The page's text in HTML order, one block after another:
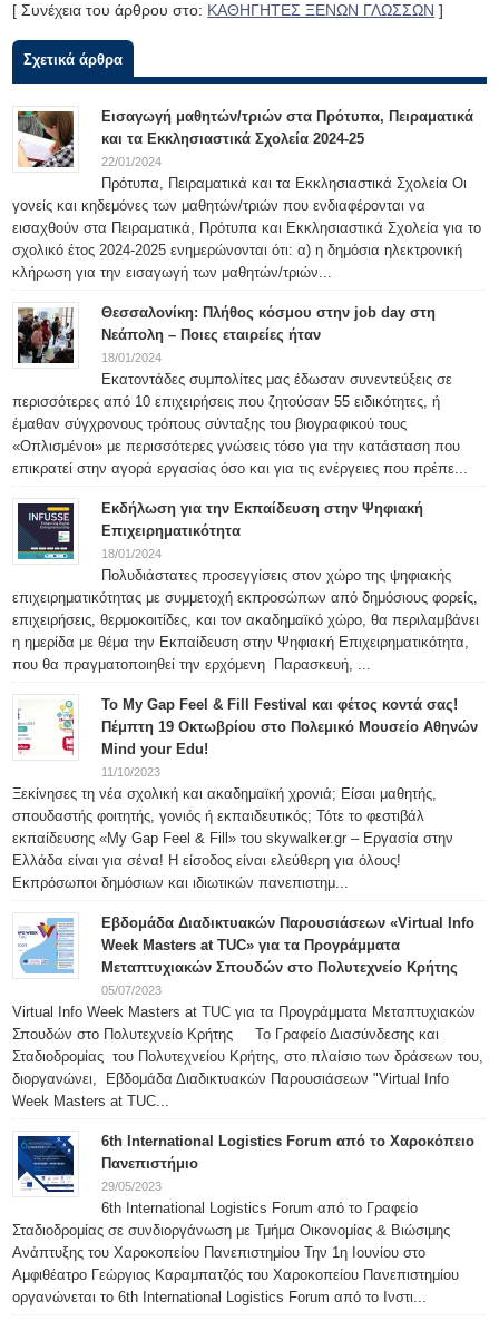
[ Συνέχεια του άρθρου στο: ΚΑΘΗΓΗΤΕΣ ΞΕΝΩΝ ΓΛΩΣΣΩΝ ]
Σχετικά άρθρα
Εισαγωγή μαθητών/τριών στα Πρότυπα, Πειραματικά
και τα Εκκλησιαστικά Σχολεία 2024-25
22/01/2024
Πρότυπα, Πειραματικά και τα Εκκλησιαστικά Σχολεία Οι
γονείς και κηδεμόνες των μαθητών/τριών που ενδιαφέρονται να
εισαχθούν στα Πειραματικά, Πρότυπα και Εκκλησιαστικά Σχολεία για το
σχολικό έτος 2024-2025 ενημερώνονται ότι: α) η δημόσια ηλεκτρονική
κλήρωση για την εισαγωγή των μαθητών/τριών...
Θεσσαλονίκη: Πλήθος κόσμου στην job day στη
Νεάπολη – Ποιες εταιρείες ήταν
18/01/2024
Εκατοντάδες συμπολίτες μας έδωσαν συνεντεύξεις σε
περισσότερες από 10 επιχειρήσεις που ζητούσαν 55 ειδικότητες, ή
έμαθαν σύγχρονους τρόπους σύνταξης του βιογραφικού τους
«Οπλισμένοι» με περισσότερες γνώσεις τόσο για την κατάσταση που
επικρατεί στην αγορά εργασίας όσο και για τις ενέργειες που πρέπε...
Εκδήλωση για την Εκπαίδευση στην Ψηφιακή
Επιχειρηματικότητα
18/01/2024
Πολυδιάστατες προσεγγίσεις στον χώρο της ψηφιακής
επιχειρηματικότητας με συμμετοχή εκπροσώπων από δημόσιους φορείς,
επιχειρήσεις, θερμοκοιτίδες, και τον ακαδημαϊκό χώρο, θα περιλαμβάνει
η ημερίδα με θέμα την Εκπαίδευση στην Ψηφιακή Επιχειρηματικότητα,
που θα πραγματοποιηθεί την ερχόμενη Παρασκευή, ...
To My Gap Feel & Fill Festival και φέτος κοντά σας!
Πέμπτη 19 Οκτωβρίου στο Πολεμικό Μουσείο Αθηνών
Mind your Edu!
11/10/2023
Ξεκίνησες τη νέα σχολική και ακαδημαϊκή χρονιά; Είσαι μαθητής,
σπουδαστής φοιτητής, γονιός ή εκπαιδευτικός; Τότε το φεστιβάλ
εκπαίδευσης «My Gap Feel & Fill» του skywalker.gr – Εργασία στην
Ελλάδα είναι για σένα! Η είσοδος είναι ελεύθερη για όλους!
Εκπρόσωποι δημόσιων και ιδιωτικών πανεπιστημ...
Εβδομάδα Διαδικτυακών Παρουσιάσεων «Virtual Info
Week Masters at TUC» για τα Προγράμματα
Μεταπτυχιακών Σπουδών στο Πολυτεχνείο Κρήτης
05/07/2023
Virtual Info Week Masters at TUC για τα Προγράμματα Μεταπτυχιακών
Σπουδών στο Πολυτεχνείο Κρήτης Το Γραφείο Διασύνδεσης και
Σταδιοδρομίας του Πολυτεχνείου Κρήτης, στο πλαίσιο των δράσεων του,
διοργανώνει, Εβδομάδα Διαδικτυακών Παρουσιάσεων "Virtual Info
Week Masters at TUC...
6th International Logistics Forum από το Χαροκόπειο
Πανεπιστήμιο
29/05/2023
6th International Logistics Forum από το Γραφείο
Σταδιοδρομίας σε συνδιοργάνωση με Τμήμα Οικονομίας & Βιώσιμης
Ανάπτυξης του Χαροκοπείου Πανεπιστημίου Την 1η Ιουνίου στο
Αμφιθέατρο Γεώργιος Καραμπατζός του Χαροκοπείου Πανεπιστημίου
οργανώνεται το 6th International Logistics Forum από το Ινστι...